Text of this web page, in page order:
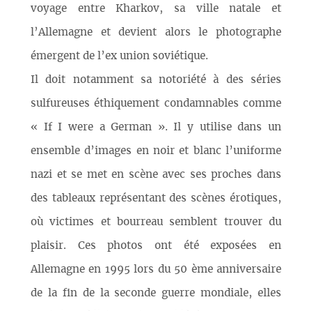
voyage entre Kharkov, sa ville natale et
l’Allemagne et devient alors le photographe
émergent de l’ex union soviétique.
Il doit notamment sa notoriété à des séries
sulfureuses éthiquement condamnables comme
« If I were a German ». Il y utilise dans un
ensemble d’images en noir et blanc l’uniforme
nazi et se met en scène avec ses proches dans
des tableaux représentant des scènes érotiques,
où victimes et bourreau semblent trouver du
plaisir. Ces photos ont été exposées en
Allemagne en 1995 lors du 50 ème anniversaire
de la fin de la seconde guerre mondiale, elles